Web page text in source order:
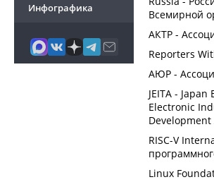
Инфографика
Всемирной
АКТР -
Reporters
АЮР -
JEITA -
Electronic
RISC-V
Linux